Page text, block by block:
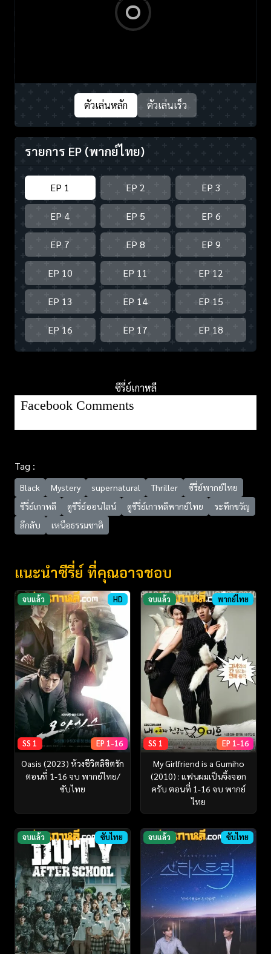
ตัวเล่นหลัก ตัวเล่นเร็ว
รายการ EP (พากย์ไทย)
EP 1 EP 2 EP 3
EP 4 EP 5 EP 6
EP 7 EP 8 EP 9
EP 10 EP 11 EP 12
EP 13 EP 14 EP 15
EP 16 EP 17 EP 18
ซีรี่ย์เกาหลี
Facebook Comments
Tag :
Black Mystery supernatural Thriller
ซีรี่ย์พากย์ไทย
ซีรี่ย์เกาหลี
ดูซีรี่ย์ออนไลน์ ดูซีรี่ย์เกาหลีพากย์ไทย
ระทึกขวัญ
ลึกลับ
เหนือธรรมชาติ
แนะนำซีรี่ย์ ที่คุณอาจชอบ
จบแล้ว HD
SS 1 EP 1-16
Oasis (2023) ห้วงชีวิตลิขิตรัก
ตอนที่ 1-16 จบ พากย์ไทย/
ซับไทย
จบแล้ว พากย์ไทย
SS 1 EP 1-16
My Girlfriend is a Gumiho
(2010) : แฟนผมเป็นจิ้งจอก
ครับ ตอนที่ 1-16 จบ พากย์
ไทย
จบแล้ว ซับไทย จบแล้ว ซับไทย